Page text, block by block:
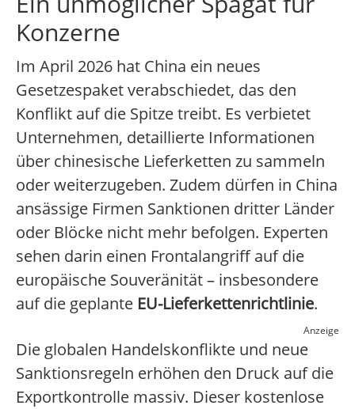
Konzerne
Im April 2026 hat China ein neues
Gesetzespaket verabschiedet, das den
Konflikt auf die Spitze treibt. Es verbietet
Unternehmen, detaillierte Informationen
über chinesische Lieferketten zu sammeln
oder weiterzugeben. Zudem dürfen in China
ansässige Firmen Sanktionen dritter Länder
oder Blöcke nicht mehr befolgen. Experten
sehen darin einen Frontalangriff auf die
europäische Souveränität – insbesondere
auf die geplante EU-Lieferkettenrichtlinie.
Anzeige
Die globalen Handelskonflikte und neue
Sanktionsregeln erhöhen den Druck auf die
Exportkontrolle massiv. Dieser kostenlose